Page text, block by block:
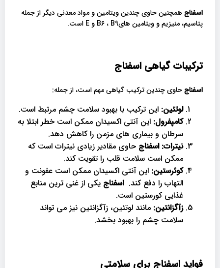
اسفناج همچنین حاوی چندین ویتامین و مواد معدنی دیگر از جمله
پتاسیم، منیزیم و ویتامین هایB6 ، B9 و E است.
ترکیبات گیاهی اسفناج
اسفناجحاوی چندین ترکیب گیاهی مهم است، از جمله:
لوتئین: این ترکیب با بهبود سلامت چشم مرتبط است.
کامپفرول: این آنتی اکسیدان ممکن است خطر ابتلا به
سرطان و بیماری های مزمن را کاهش دهد.
نیترات: اسفناج حاوی مقادیر زیادی نیترات است که
ممکن است سلامت قلب را تقویت کند.
کوئرستین: این آنتی اکسیدان ممکن است عفونت و
التهاب را دفع کند.اسفناج یکی از غنی ترین منابع
غذایی کورستین است.
زآگزانتین: مانند لوتئین، زآگزانتین نیز می تواند
سلامت چشم را بهبود بخشد.
فواید اسفناج برای سلامتی